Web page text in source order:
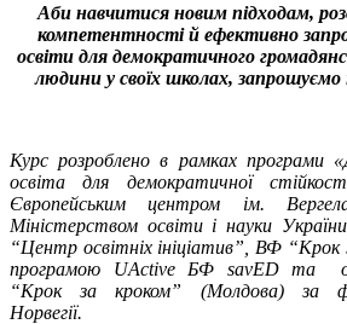
Аби навчитися новим підходам,
компетентності й ефективно
освіти для демократичного
людини у своїх школах,
Курс розроблено в рамках програми
освіта для демократичної
Європейським центром ім.
Міністерством освіти і науки
“Центр освітніх ініціатив”, ВФ “Крок
програмою UActive БФ savED та
“Крок за кроком” (Молдова) за
Норвегії.